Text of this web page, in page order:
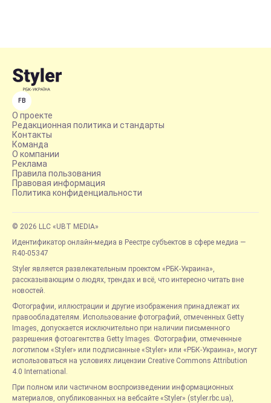
FB
О проекте
Редакционная политика и стандарты
Контакты
Команда
О компании
Реклама
Правила пользования
Правовая информация
Политика конфиденциальности
© 2026 LLC «UBT MEDIA»
Идентификатор онлайн-медиа в Реестре субъектов в сфере медиа —
R40-05347
Styler является развлекательным проектом «РБК-Украина»,
рассказывающим о людях, трендах и всё, что интересно читать вне
новостей.
Фотографии, иллюстрации и другие изображения принадлежат их
правообладателям. Использование фотографий, отмеченных Getty
Images, допускается исключительно при наличии письменного
разрешения фотоагентства Getty Images. Фотографии, отмеченные
логотипом «Styler» или подписанные «Styler» или «РБК-Украина», могут
использоваться на условиях лицензии Creative Commons Attribution
4.0 International.
При полном или частичном воспроизведении информационных
материалов, опубликованных на вебсайте «Styler» (styler.rbc.ua),